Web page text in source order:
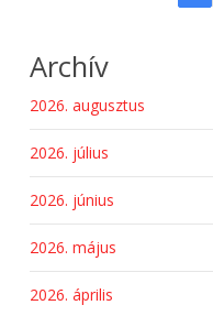
Archív
2026. augusztus
2026. július
2026. június
2026. május
2026. április